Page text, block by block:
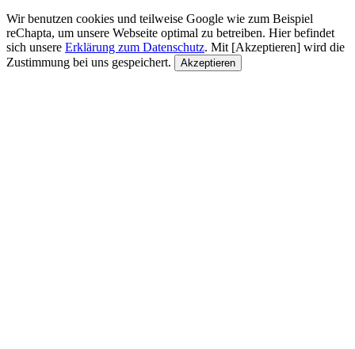
Wir benutzen cookies und teilweise Google wie zum Beispiel
reChapta, um unsere Webseite optimal zu betreiben. Hier befindet
sich unsere Erklärung zum Datenschutz. Mit [Akzeptieren] wird die
Zustimmung bei uns gespeichert.
Akzeptieren